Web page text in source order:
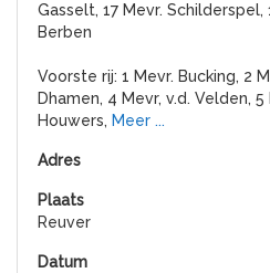
Gasselt, 17 Mevr.
Berben
Voorste rij: 1 Mevr. Bucking, 2
Dhamen, 4 Mevr, v.d. Velden,
Houwers, Meer ...
Reuver